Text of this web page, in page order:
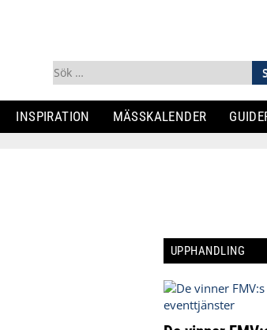
Sök
efter:
INSPIRATION MÄSSKALENDER
UPPHANDLING